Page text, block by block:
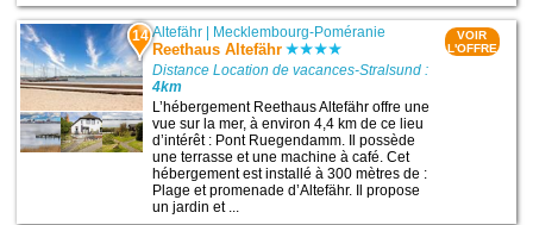
14 Altefähr Mecklembourg-Poméranie
Reethaus Altefähr
Distance Location de vacances-Stralsund :
4km
L’hébergement Reethaus Altefähr offre une
vue sur la mer, à environ 4,4 km de ce lieu
d’intérêt : Pont Ruegendamm. Il possède
une terrasse et une machine à café. Cet
hébergement est installé à 300 mètres de :
Plage et promenade d’Altefähr. Il propose
un jardin et ...
VOIR
L'OFFRE